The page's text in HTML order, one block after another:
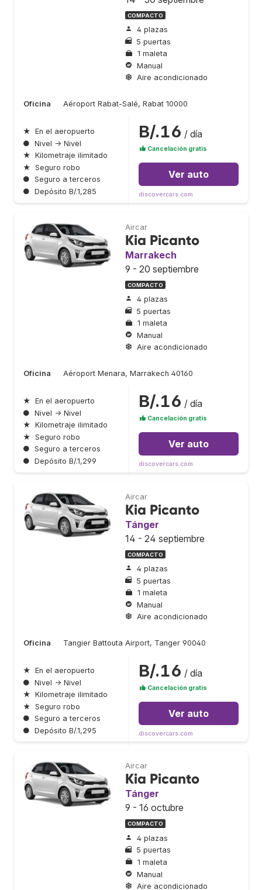
COMPACTO
4 plazas
5 puertas
1 maleta
Manual
Aire acondicionado
Oficina Aéroport Rabat-Salé, Rabat 10000
★ En el aeropuerto
● Nivel → Nivel
★ Kilometraje ilimitado
★ Seguro robo
● Seguro a terceros
● Depósito B/.1,285
B/.16 / día
Cancelación gratis
Ver auto
discovercars.com
Aircar
Kia Picanto
Marrakech
9 - 20 septiembre
COMPACTO
4 plazas
5 puertas
1 maleta
Manual
Aire acondicionado
Oficina Aéroport Menara, Marrakech 40160
★ En el aeropuerto
● Nivel → Nivel
★ Kilometraje ilimitado
★ Seguro robo
● Seguro a terceros
● Depósito B/.1,299
B/.16 / día
Cancelación gratis
Ver auto
discovercars.com
Aircar
Kia Picanto
Tánger
14 - 24 septiembre
COMPACTO
4 plazas
5 puertas
1 maleta
Manual
Aire acondicionado
Oficina Tangier Battouta Airport, Tanger 90040
★ En el aeropuerto
● Nivel → Nivel
★ Kilometraje ilimitado
★ Seguro robo
● Seguro a terceros
● Depósito B/.1,295
B/.16 / día
Cancelación gratis
Ver auto
discovercars.com
Aircar
Kia Picanto
Tánger
9 - 16 octubre
COMPACTO
4 plazas
5 puertas
1 maleta
Manual
Aire acondicionado